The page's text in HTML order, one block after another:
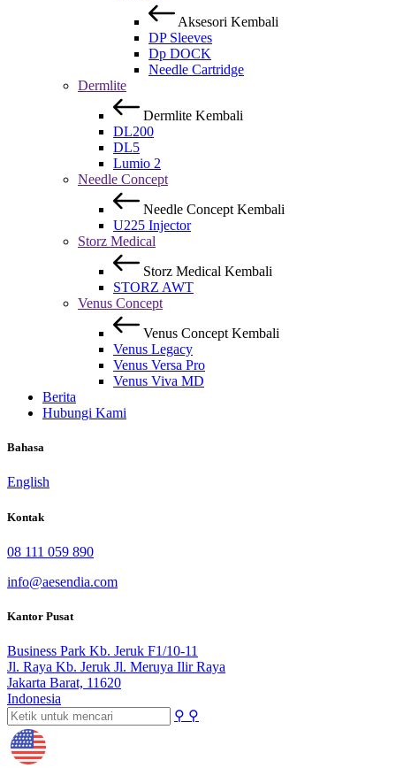
Aksesori Kembali
DP Sleeves
Dp DOCK
Needle Cartridge
Dermlite
Dermlite Kembali
DL200
DL5
Lumio 2
Needle Concept
Needle Concept Kembali
U225 Injector
Storz Medical
Storz Medical Kembali
STORZ AWT
Venus Concept
Venus Concept Kembali
Venus Legacy
Venus Versa Pro
Venus Viva MD
Berita
Hubungi Kami
Bahasa
English
Kontak
08 111 059 890
info@aesendia.com
Kantor Pusat
Business Park Kb. Jeruk F1/10-11
Jl. Raya Kb. Jeruk Jl. Meruya Ilir Raya
Jakarta Barat, 11620
Indonesia
⚲ ⚲